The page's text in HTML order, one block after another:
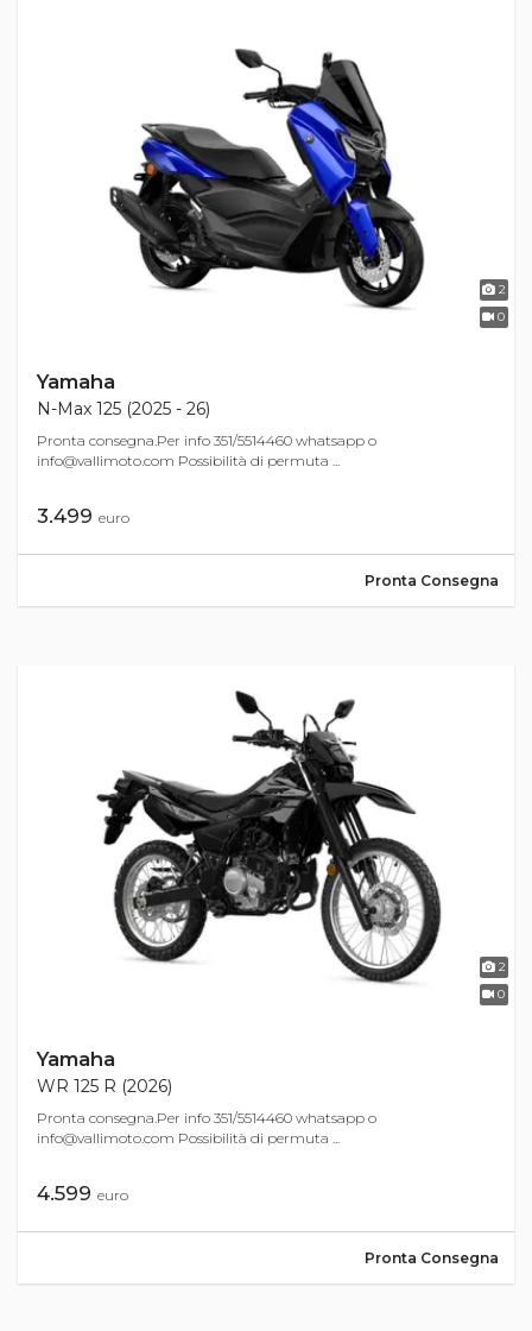
2
0
Yamaha
N-Max 125 (2025 - 26)
Pronta consegna.Per info 351/5514460 whatsapp o
info@vallimoto.com Possibilità di permuta ...
3.499 euro
Pronta Consegna
2
0
Yamaha
WR 125 R (2026)
Pronta consegna.Per info 351/5514460 whatsapp o
info@vallimoto.com Possibilità di permuta ...
4.599 euro
Pronta Consegna